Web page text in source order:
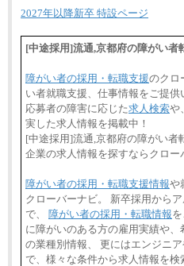
2027年以降新卒 特設ページ
[中途採用]流通,京都府の障がい者
障がい者の採用・転職支援のクロ
い者就職支援、仕事情報をご提供
応募者の障害に応じた求人検索や
実した求人情報を掲載中！
[中途採用]流通,京都府の障がい者
企業の求人情報を探すならクロー
障がい者の採用・転職支援情報や
クローバーナビ。 新卒採用から
で、 障がい者の採用・転職情報
に障がいのある方の雇用実績や
の業種別情報、 更にはエンジニ
で、様々な条件から求人情報を検